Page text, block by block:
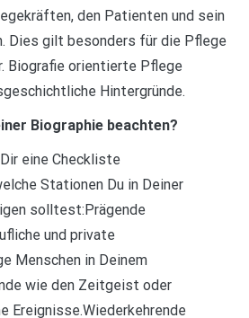
den Patienten und sein
Dies gilt besonders für die Pflege
Biografie orientierte Pflege
Hintergründe.
Biographie beachten?
eine Checkliste
Stationen Du in Deiner
solltest:Prägende
und private
Menschen in Deinem
wie den Zeitgeist oder
Ereignisse.Wiederkehrende